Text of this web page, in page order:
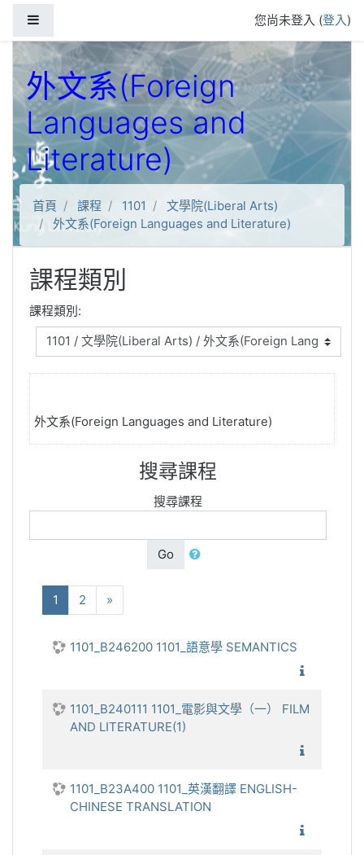
您尚未登入 (登入)
外文系(Foreign
Languages and
Literature)
首頁 課程 1101
文學院(Liberal Arts)
外文系(Foreign Languages and Literature)
課程類別
課程類別:
外文系(Foreign Languages and Literature)
搜尋課程
搜尋課程
Go
1 (current)
2 »
1101_B246200 1101_語意學 SEMANTICS
1101_B240111 1101_電影與文學（一） FILM
AND LITERATURE(1)
1101_B23A400 1101_英漢翻譯 ENGLISH-
CHINESE TRANSLATION